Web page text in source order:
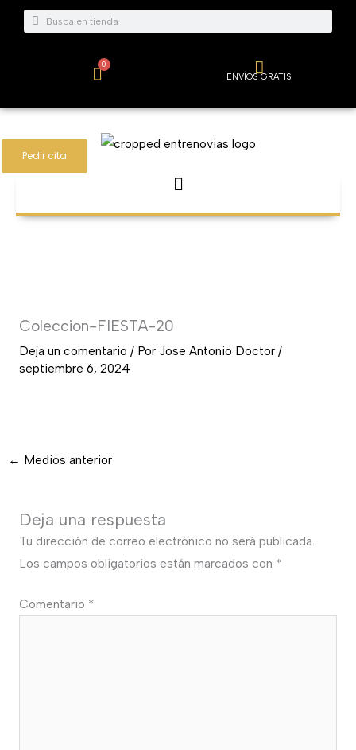
Buscar
Buscar
0
Carrito ENVÍOS GRATIS
Pedir cita
Coleccion-FIESTA-20
Deja un comentario / Por Jose Antonio Doctor /
septiembre 6, 2024
← Medios anterior
Deja una respuesta
Tu dirección de correo electrónico no será publicada.
Los campos obligatorios están marcados con *
Comentario *